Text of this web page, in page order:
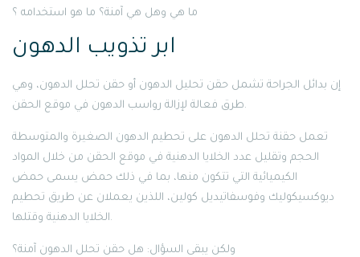
ما هي وهل هي آمنة؟ ما هو استخدامه ؟
ابر تذويب الدهون
إن بدائل الجراحة تشمل حقن تحليل الدهون أو حقن تحلل الدهون، وهي
طرق فعالة لإزالة رواسب الدهون في موقع الحقن.
تعمل حقنة تحلل الدهون على تحطيم الدهون الصغيرة والمتوسطة
الحجم وتقليل عدد الخلايا الدهنية في موقع الحقن من خلال المواد
الكيميائية التي تتكون منها، بما في ذلك حمض يسمى حمض
ديوكسيكوليك وفوسفاتيديل كولين، اللذين يعملان عن طريق تحطيم
الخلايا الدهنية وقتلها.
ولكن يبقى السؤال: هل حقن تحلل الدهون آمنة؟